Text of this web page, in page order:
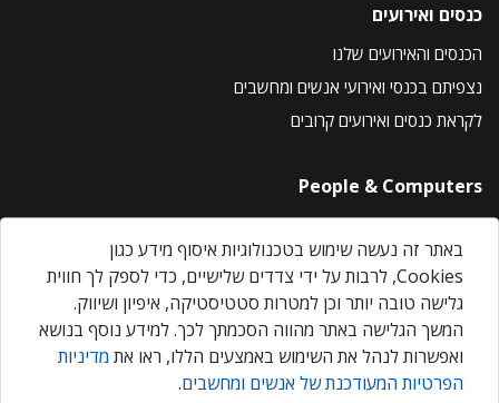
כנסים ואירועים
הכנסים והאירועים שלנו
נצפיתם בכנסי ואירועי אנשים ומחשבים
לקראת כנסים ואירועים קרובים
People & Computers
About Us
Privacy Policy
Contact Us
Our Events
באתר זה נעשה שימוש בטכנולוגיות איסוף מידע כגון
Cookies, לרבות על ידי צדדים שלישיים, כדי לספק לך חווית
גלישה טובה יותר וכן למטרות סטטיסטיקה, איפיון ושיווק.
המשך הגלישה באתר מהווה הסכמתך לכך. למידע נוסף בנושא
ואפשרות לנהל את השימוש באמצעים הללו, ראו את מדיניות
הפרטיות המעודכנת של אנשים ומחשבים.